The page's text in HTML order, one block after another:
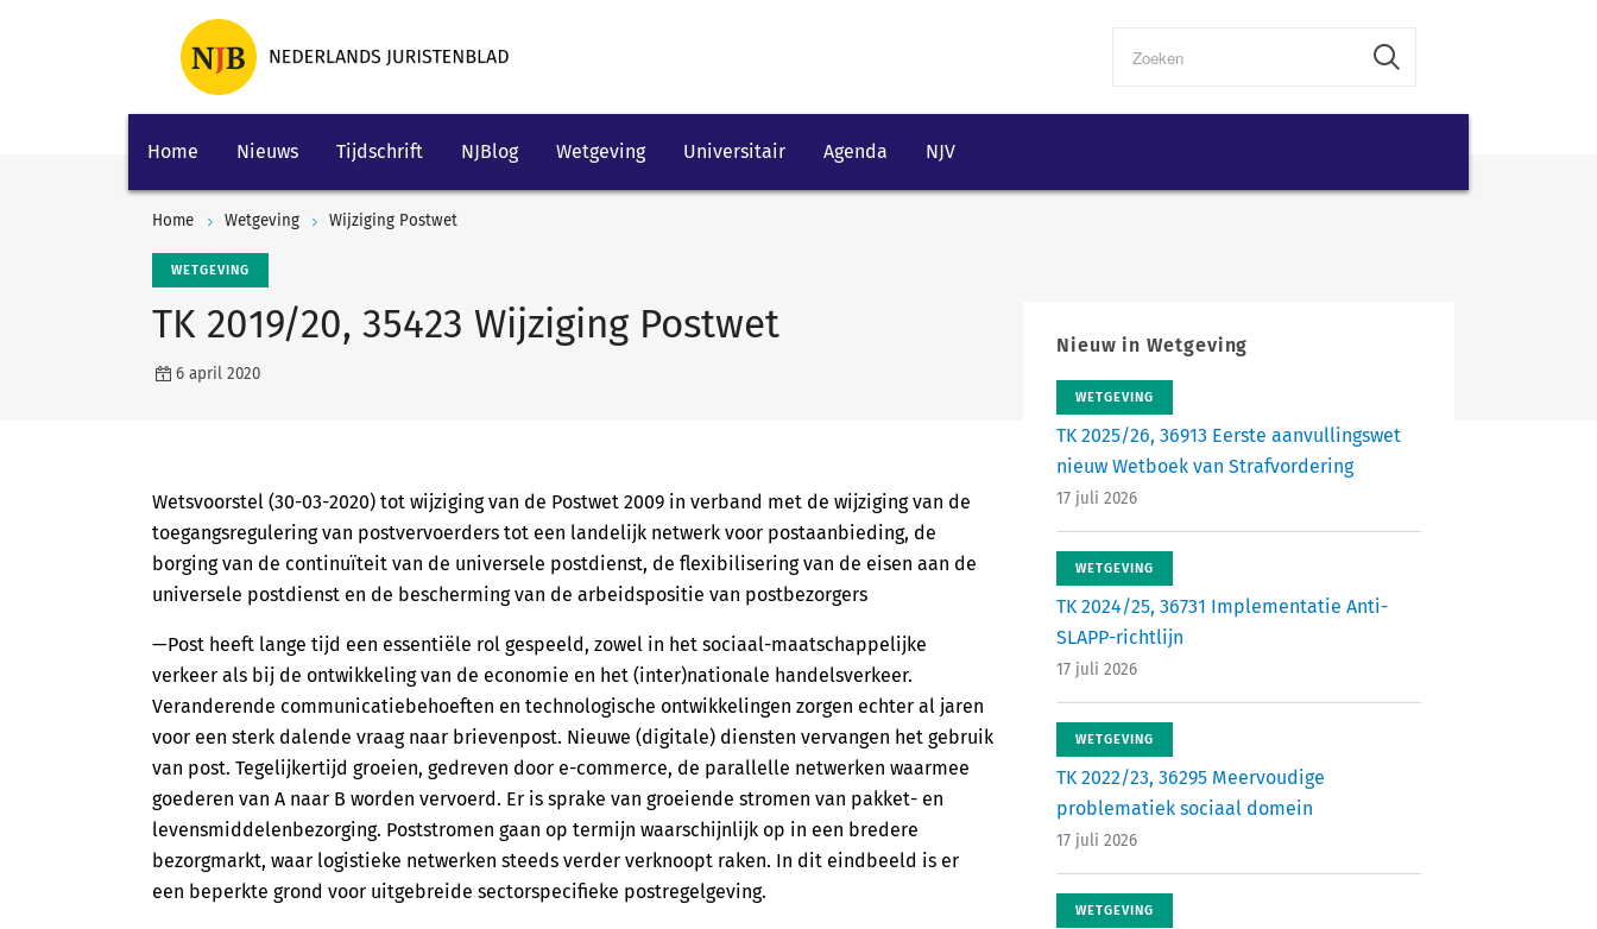
Home Nieuws Tijdschrift NJBlog Wetgeving Universitair Agenda NJV
Home Wetgeving Wijziging Postwet
WETGEVING
TK 2019/20, 35423 Wijziging Postwet
6 april 2020
Wetsvoorstel (30-03-2020) tot wijziging van de Postwet 2009 in verband met de wijziging van de
toegangsregulering van postvervoerders tot een landelijk netwerk voor postaanbieding, de
borging van de continuïteit van de universele postdienst, de flexibilisering van de eisen aan de
universele postdienst en de bescherming van de arbeidspositie van postbezorgers
—Post heeft lange tijd een essentiële rol gespeeld, zowel in het sociaal-maatschappelijke
verkeer als bij de ontwikkeling van de economie en het (inter)nationale handelsverkeer.
Veranderende communicatiebehoeften en technologische ontwikkelingen zorgen echter al jaren
voor een sterk dalende vraag naar brievenpost. Nieuwe (digitale) diensten vervangen het gebruik
van post. Tegelijkertijd groeien, gedreven door e-commerce, de parallelle netwerken waarmee
goederen van A naar B worden vervoerd. Er is sprake van groeiende stromen van pakket- en
levensmiddelenbezorging. Poststromen gaan op termijn waarschijnlijk op in een bredere
bezorgmarkt, waar logistieke netwerken steeds verder verknoopt raken. In dit eindbeeld is er
een beperkte grond voor uitgebreide sectorspecifieke postregelgeving.
Nieuw in Wetgeving
WETGEVING
TK 2025/26, 36913 Eerste aanvullingswet
nieuw Wetboek van Strafvordering
17 juli 2026
WETGEVING
TK 2024/25, 36731 Implementatie Anti-
SLAPP-richtlijn
17 juli 2026
WETGEVING
TK 2022/23, 36295 Meervoudige
problematiek sociaal domein
17 juli 2026
WETGEVING